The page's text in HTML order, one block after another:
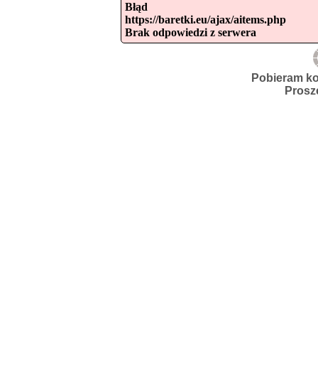
Błąd
https://baretki.eu/ajax/aitems.php
Brak odpowiedzi z serwera
Pobieram